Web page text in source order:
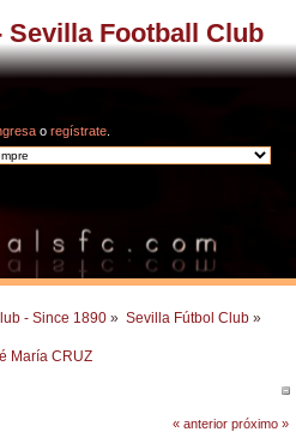
Sevilla Football Club
o regístrate
- Since 1890 » Sevilla Fútbol Club »
María CRUZ
« anterior próximo »